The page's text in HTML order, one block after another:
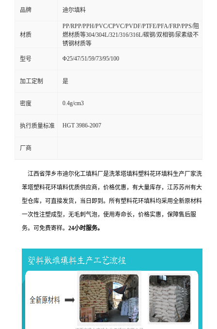
品牌 迪尔填料
材质
PP/RPP/PPH/PVC/CPVC/PVDF/PTFE/PFA/FRP/PPS/阻
燃材质等304/304L/321/316/316L/碳钢/双相钢/尿素级不
锈钢材质等
型号 Φ25/47/51/59/73/95/100
加工定制 是
密度 0.4g/cm3
执行质量标准 HGT 3986-2007
厂商
江西省萍乡市迪尔化工填料厂是洗苯塔填料塑料花环填料生产厂家洗
苯塔塑料花环填料优质供应商，价格优惠，有大量库存，江苏苏州有大
型仓库，可直接发货，当日即到。所有塑料花环填料均采用全新原材料
一次性注塑成型，无毛刺气泡，使用寿命长，价格实惠，保障售后服
务。可免费寄样。 24小时服务。